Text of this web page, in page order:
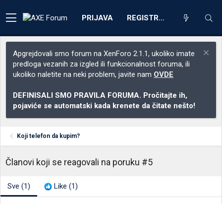
PRIJAVA REGISTRACIJA
Apgrejdovali smo forum na XenForo 2.1.1, ukoliko imate
predloga vezanih za izgled ili funkcionalnost foruma, ili
ukoliko naletite na neki problem, javite nam OVDE
DEFINISALI SMO PRAVILA FORUMA. Pročitajte ih,
pojaviće se automatski kada krenete da čitate nešto!
Koji telefon da kupim?
Članovi koji se reagovali na poruku #5
Sve (1) Like (1)